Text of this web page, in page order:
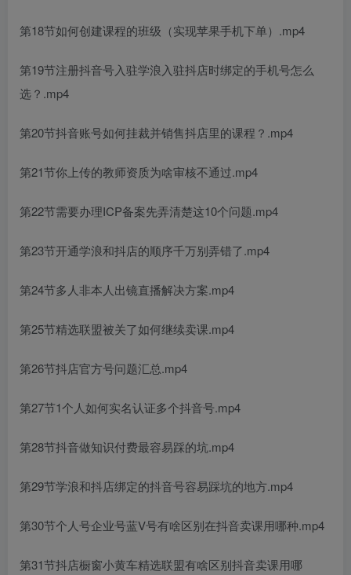
第18节如何创建课程的班级（实现苹果手机下单）.mp4
第19节注册抖音号入驻学浪入驻抖店时绑定的手机号怎么
选？.mp4
第20节抖音账号如何挂裁并销售抖店里的课程？.mp4
第21节你上传的教师资质为啥审核不通过.mp4
第22节需要办理ICP备案先弄清楚这10个问题.mp4
第23节开通学浪和抖店的顺序千万别弄错了.mp4
第24节多人非本人出镜直播解决方案.mp4
第25节精选联盟被关了如何继续卖课.mp4
第26节抖店官方号问题汇总.mp4
第27节1个人如何实名认证多个抖音号.mp4
第28节抖音做知识付费最容易踩的坑.mp4
第29节学浪和抖店绑定的抖音号容易踩坑的地方.mp4
第30节个人号企业号蓝V号有啥区别在抖音卖课用哪种.mp4
第31节抖店橱窗小黄车精选联盟有啥区别抖音卖课用哪